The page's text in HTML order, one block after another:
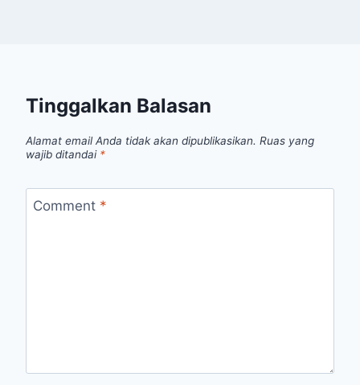
Tinggalkan Balasan
Alamat email Anda tidak akan dipublikasikan. Ruas yang
wajib ditandai *
Comment *